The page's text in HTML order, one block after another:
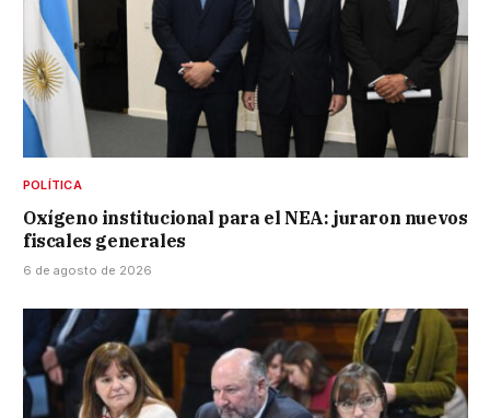
POLÍTICA
Oxígeno institucional para el NEA: juraron nuevos
fiscales generales
6 de agosto de 2026